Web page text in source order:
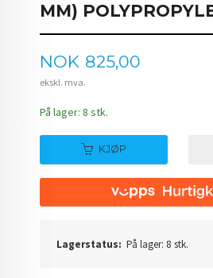
MM)
Pris
NOK 825,00
ekskl. mva.
På lager: 8 stk.
KJØP
Lagerstatus: På lager: 8 stk.